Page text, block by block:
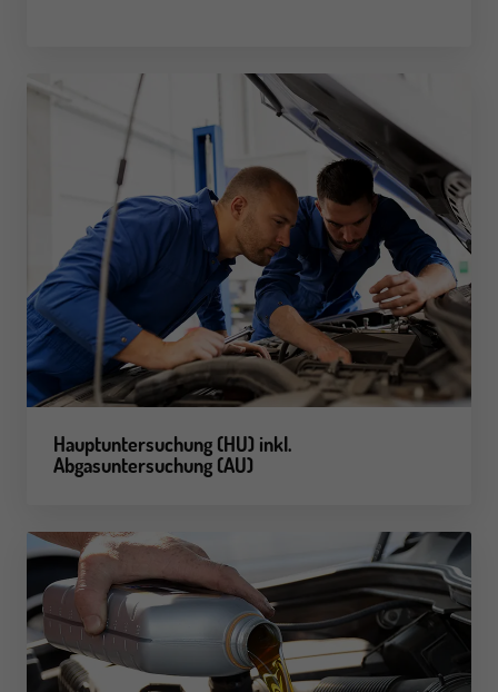
Hauptuntersuchung (HU) inkl.
Abgasuntersuchung (AU)